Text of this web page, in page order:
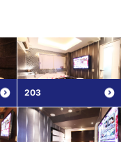
203